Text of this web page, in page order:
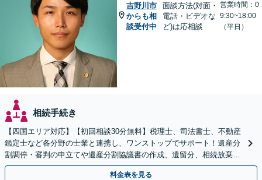
吉野川市
からも相
談受付中
面談方法(対面・
電話・ビデオな
ど)は応相談
営業時間：0
9:30~18:00
（平日）
相続手続き
【四国エリア対応】【初回相談30分無料】税理士、司法書士、不動産
鑑定士など各分野の士業と連携し、ワンストップでサポート！遺産分
割調停・審判の申立てや遺産分割協議書の作成、遺留分、相続放棄、
遺言書など幅広いご相談に対応【オンライン面談OK】
料金表を見る